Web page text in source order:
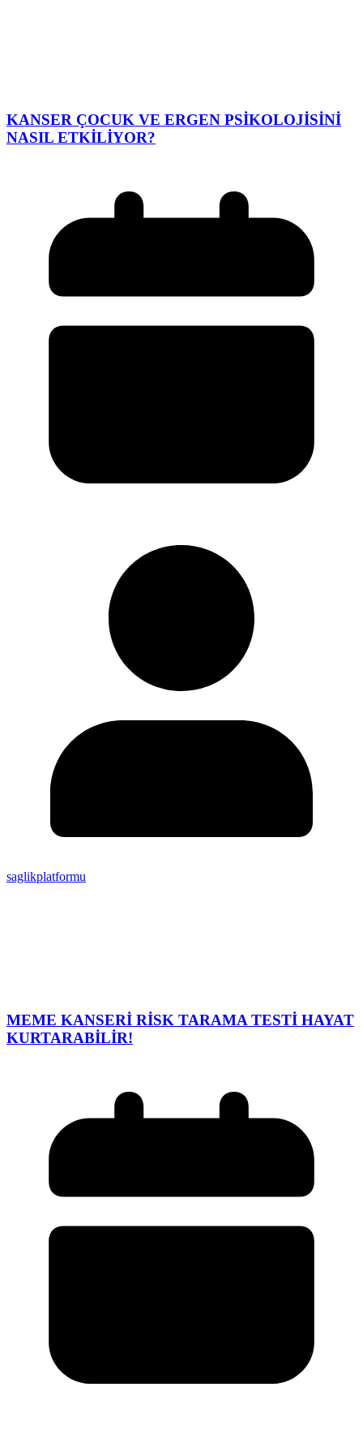
KANSER ÇOCUK VE ERGEN PSİKOLOJİSİNİ
NASIL ETKİLİYOR?
saglikplatformu
MEME KANSERİ RİSK TARAMA TESTİ HAYAT
KURTARABİLİR!